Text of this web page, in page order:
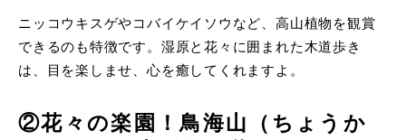
ニッコウキスゲやコバイケイソウなど、高山植物を観賞
できるのも特徴です。湿原と花々に囲まれた木道歩き
は、目を楽しませ、心を癒してくれますよ。
②花々の楽園！鳥海山（ちょうか